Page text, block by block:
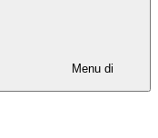
Menu di